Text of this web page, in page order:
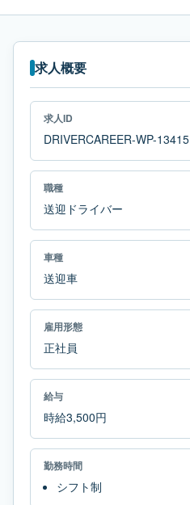
求人概要
求人ID
DRIVERCAREER-WP-13415
職種
送迎ドライバー
車種
送迎車
雇用形態
正社員
給与
時給3,500円
勤務時間
シフト制